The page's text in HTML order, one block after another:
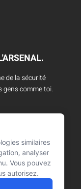
de la sécurité
gens comme toi.
similaires
analyser
Vous pouvez
autorisez.